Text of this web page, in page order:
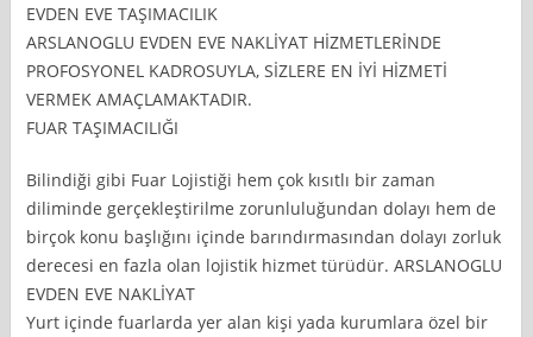
EVDEN EVE TAŞIMACILIK
ARSLANOGLU EVDEN EVE NAKLİYAT HİZMETLERİNDE
PROFOSYONEL KADROSUYLA, SİZLERE EN İYİ HİZMETİ
VERMEK AMAÇLAMAKTADIR.
FUAR TAŞIMACILIĞI
Bilindiği gibi Fuar Lojistiği hem çok kısıtlı bir zaman
diliminde gerçekleştirilme zorunluluğundan dolayı hem de
birçok konu başlığını içinde barındırmasından dolayı zorluk
derecesi en fazla olan lojistik hizmet türüdür. ARSLANOGLU
EVDEN EVE NAKLİYAT
Yurt içinde fuarlarda yer alan kişi yada kurumlara özel bir